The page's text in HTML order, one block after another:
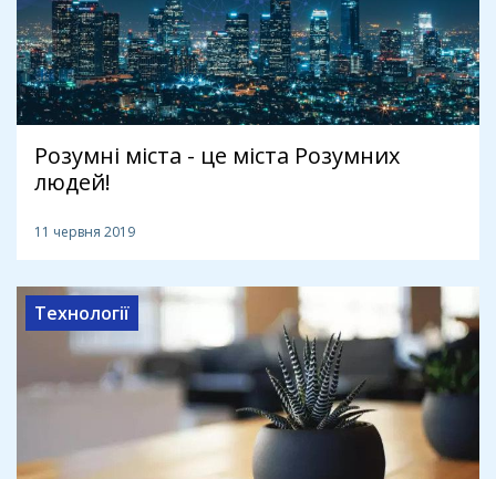
Розумні міста - це міста Розумних
людей!
11 червня 2019
Технології